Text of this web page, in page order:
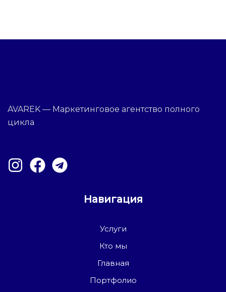
AVAREK — Маркетинговое агентство полного
цикла
Навигация
Услуги
Кто мы
Главная
Портфолио